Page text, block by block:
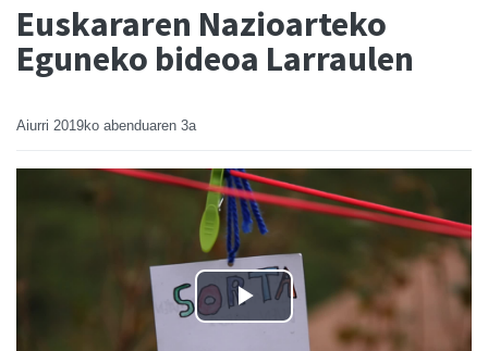
Euskararen Nazioarteko
Eguneko bideoa Larraulen
Aiurri 2019ko abenduaren 3a